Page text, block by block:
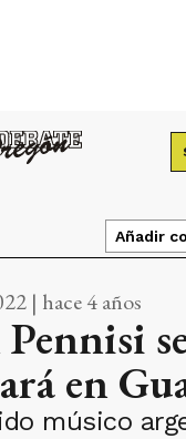
Añadir
| hace 4 años
en
músico